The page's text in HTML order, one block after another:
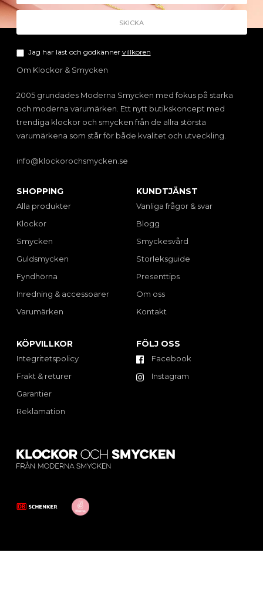
Jag har läst och godkänner villkoren
Om Klockor & Smycken
2005 grundades Moderna Smycken med fokus på starka
och moderna varumärken. Ett nytt butikskoncept med
trendiga klockor och smycken från de allra största
varumärkena som står för både kvalitet och utveckling.
info@klockorochsmycken.se
SHOPPING
Alla produkter
Klockor
Smycken
Guldsmycken
Fyndhörna
Inredning & accessoarer
Varumärken
KUNDTJÄNST
Vanliga frågor & svar
Blogg
Smyckesvård
Storleksguide
Presenttips
Om oss
Kontakt
KÖPVILLKOR
Integritetspolicy
Frakt & returer
Garantier
Reklamation
FÖLJ OSS
Facebook
Instagram